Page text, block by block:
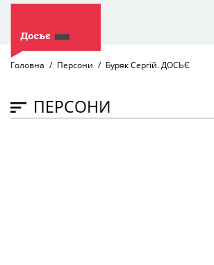
Головна Персони Буряк Сергій. ДОСЬЄ
ПЕРСОНИ